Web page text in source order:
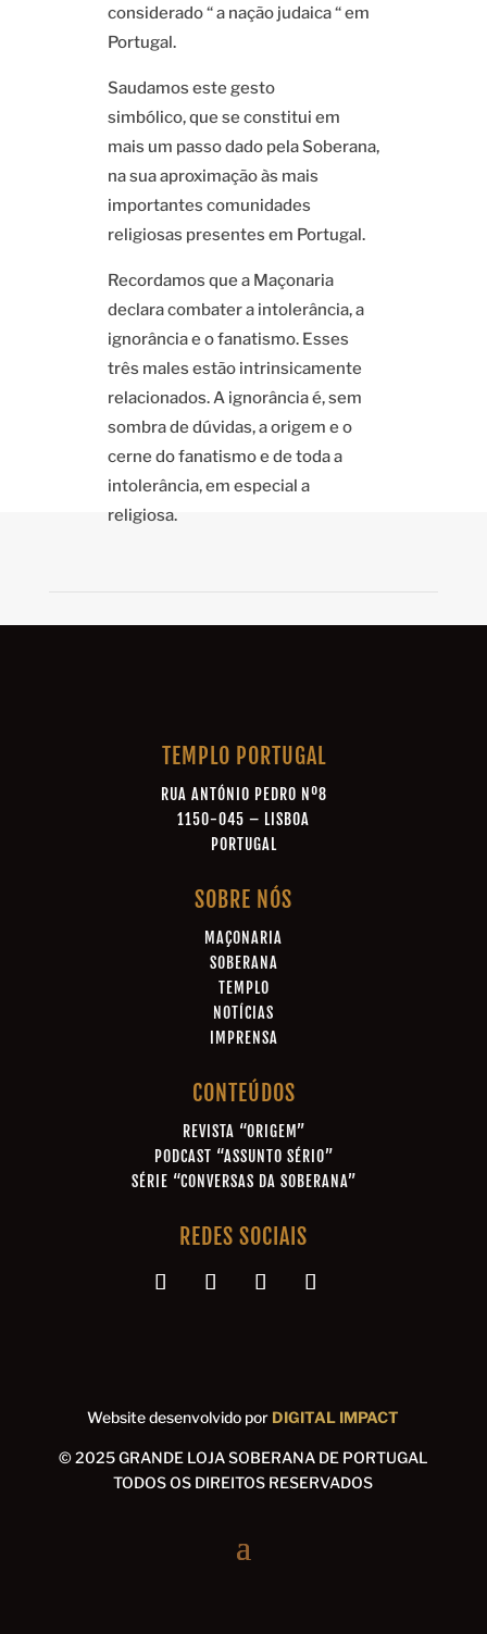
considerado “ a nação judaica “ em
Portugal.
Saudamos este gesto
simbólico, que se constitui em
mais um passo dado pela Soberana,
na sua aproximação às mais
importantes comunidades
religiosas presentes em Portugal.
Recordamos que a Maçonaria
declara combater a intolerância, a
ignorância e o fanatismo. Esses
três males estão intrinsicamente
relacionados. A ignorância é, sem
sombra de dúvidas, a origem e o
cerne do fanatismo e de toda a
intolerância, em especial a
religiosa.
TEMPLO PORTUGAL
RUA ANTÓNIO PEDRO Nº8
1150-045 – LISBOA
PORTUGAL
SOBRE NÓS
MAÇONARIA
SOBERANA
TEMPLO
NOTÍCIAS
IMPRENSA
CONTEÚDOS
REVISTA “ORIGEM”
PODCAST “ASSUNTO SÉRIO”
SÉRIE “CONVERSAS DA SOBERANA”
REDES SOCIAIS
Website desenvolvido por DIGITAL IMPACT
© 2025 GRANDE LOJA SOBERANA DE PORTUGAL
TODOS OS DIREITOS RESERVADOS